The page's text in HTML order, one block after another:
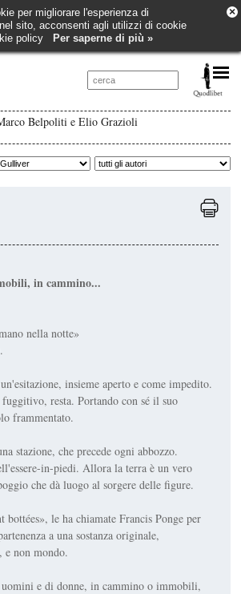
per migliorare l'esperienza di
sito, acconsenti agli utilizzi di cookie
policy
Per saperne di più »
×
Belpoliti e Elio Grazioli
in cammino...
nella notte»
insieme aperto e come impedito.
resta. Portando con sé il suo
frammentato.
stazione, che precede ogni abbozzo.
in-piedi. Allora la terra è un vero
che dà luogo al sorgere delle figure.
bottées», le ha chiamate Francis Ponge per
a una sostanza originale,
e non mondo.
e di donne, in cammino o immobili,